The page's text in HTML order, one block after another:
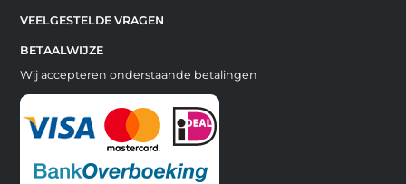
VEELGESTELDE VRAGEN
BETAALWIJZE
Wij accepteren onderstaande betalingen